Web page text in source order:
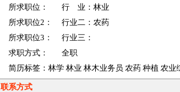
所求职位：
行 业： 林业
所求职位2：
行业二： 农药
所求职位3：
行业三：
求职方式：
全职
简历标签：林学 林业 林木业务员 农药 种植 农业
联系方式